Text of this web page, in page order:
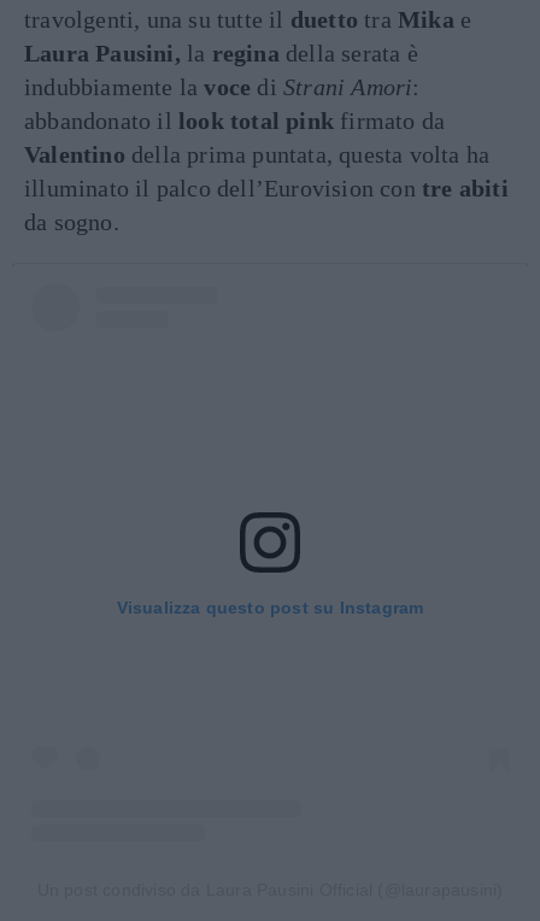
travolgenti, una su tutte il duetto traMika e
Laura Pausini, la regina della serata è
indubbiamente lavoce di Strani Amori:
abbandonato il look total pink firmato da
Valentino della prima puntata, questa volta ha
illuminato il palco dell’Eurovision contre abiti
da sogno.
Visualizza questo post su Instagram